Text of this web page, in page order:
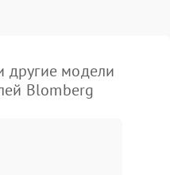
модели
Blomberg